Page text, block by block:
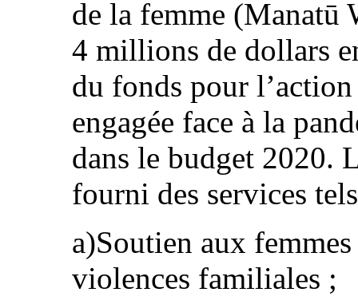
de la femme (Manatū
4 millions de dollars
du fonds pour
engagée face à la
dans le budget 2020.
fourni des services
a)Soutien aux
violences familiales ;